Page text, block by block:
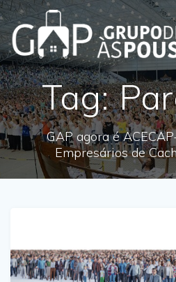
Skip
Tag:
GAP agora é
Empresários de